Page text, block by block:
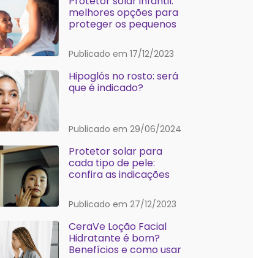
melhores opções para
proteger os pequenos
Publicado em 17/12/2023
Hipoglós no rosto: será
que é indicado?
Publicado em 29/06/2024
Protetor solar para
cada tipo de pele:
confira as indicações
Publicado em 27/12/2023
CeraVe Loção Facial
Hidratante é bom?
Benefícios e como usar